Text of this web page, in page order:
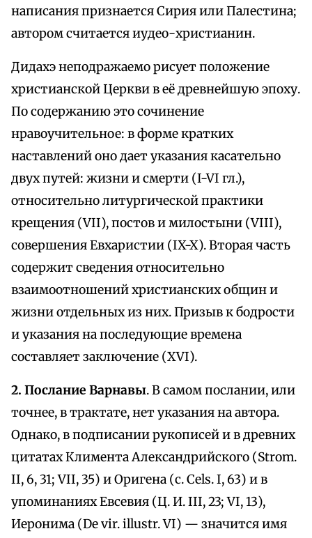
написания признается Сирия или Палестина;
автором считается иудео-христианин.
Дидахэ неподражаемо рисует положение
христианской Церкви в её древнейшую эпоху.
По содержанию это сочинение
нравоучительное: в форме кратких
наставлений оно дает указания касательно
двух путей: жизни и смерти (I-VI гл.),
относительно литургической практики
крещения (VII), постов и милостыни (VIII),
совершения Евхаристии (IX-X). Вторая часть
содержит сведения относительно
взаимоотношений христианских общин и
жизни отдельных из них. Призыв к бодрости
и указания на последующие времена
составляет заключение (XVI).
2. Послание Варнавы. В самом послании, или
точнее, в трактате, нет указания на автора.
Однако, в подписании рукописей и в древних
цитатах Климента Александрийского (Strom.
II, 6, 31; VII, 35) и Оригена (с. Cels. I, 63) и в
упоминаниях Евсевия (Ц. И. III, 23; VI, 13),
Иеронима (De vir. illustr. VI) — значится имя